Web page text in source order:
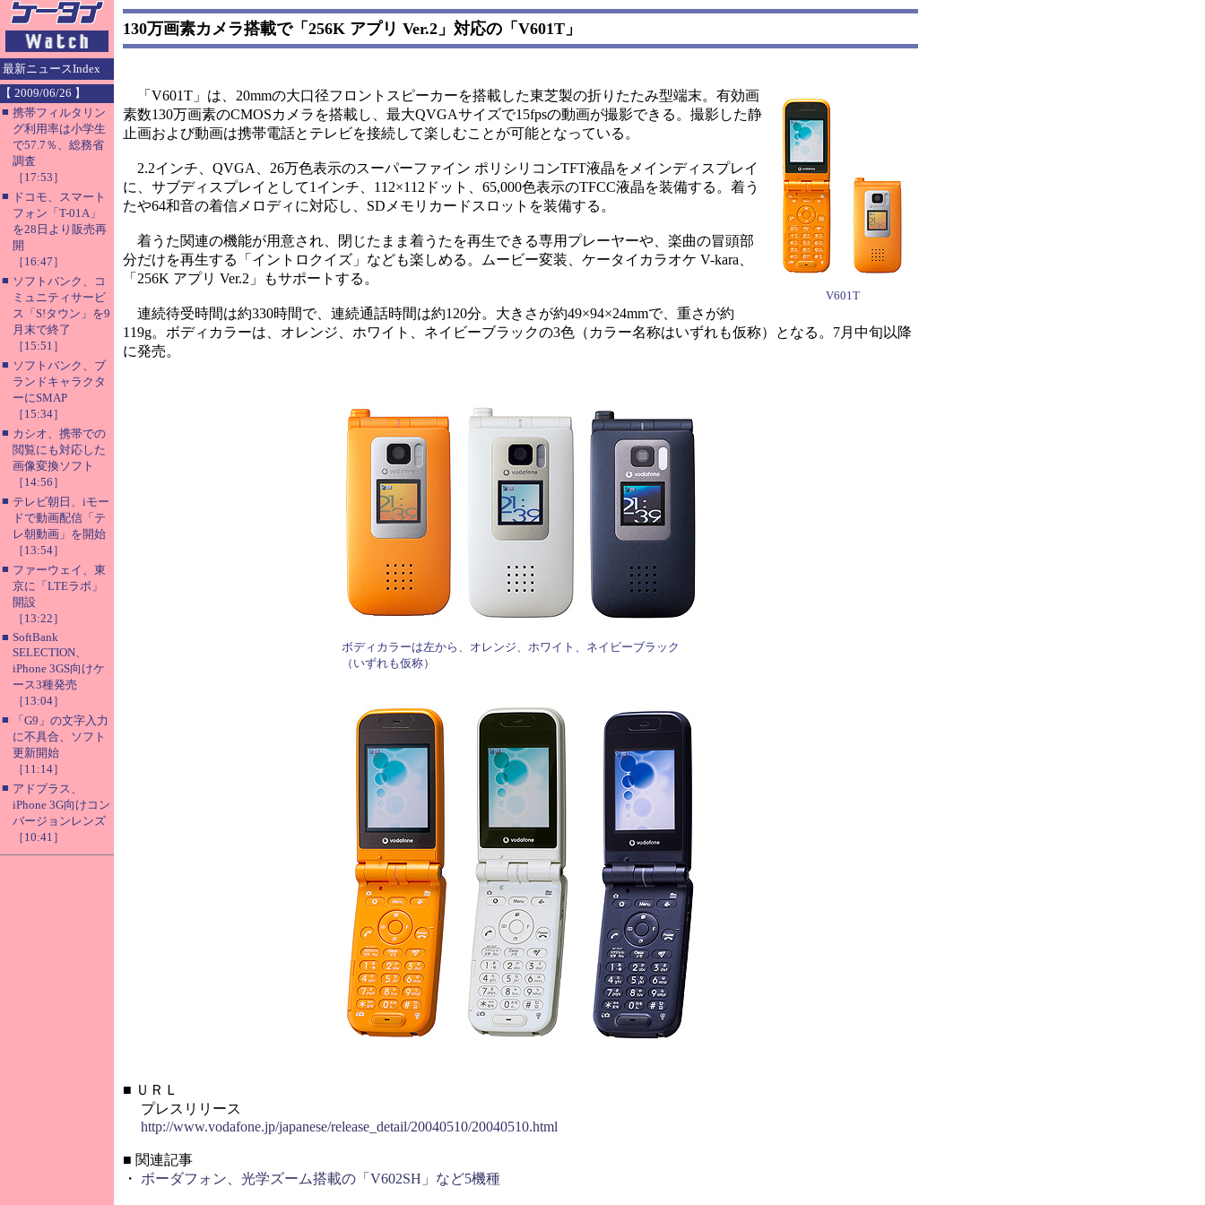
最新ニュースIndex
【 2009/06/26 】
■ 携帯フィルタリン
グ利用率は小学生
で57.7％、総務省
調査
［17:53］
■ ドコモ、スマート
フォン「T-01A」
を28日より販売再
開
［16:47］
■ ソフトバンク、コ
ミュニティサービ
ス「S!タウン」を9
月末で終了
［15:51］
■ ソフトバンク、ブ
ランドキャラクタ
ーにSMAP
［15:34］
■ カシオ、携帯での
閲覧にも対応した
画像変換ソフト
［14:56］
■ テレビ朝日、iモー
ドで動画配信「テ
レ朝動画」を開始
［13:54］
■ ファーウェイ、東
京に「LTEラボ」
開設
［13:22］
■ SoftBank
SELECTION、
iPhone 3GS向けケ
ース3種発売
［13:04］
■
「G9」の文字入力
に不具合、ソフト
更新開始
［11:14］
■ アドプラス、
iPhone 3G向けコン
バージョンレンズ
［10:41］
130万画素カメラ搭載で「256K アプリ Ver.2」対応の「V601T」
V601T
「V601T」は、20mmの大口径フロントスピーカーを搭載した東芝製の折りたたみ型端末。有効画
素数130万画素のCMOSカメラを搭載し、最大QVGAサイズで15fpsの動画が撮影できる。撮影した静
止画および動画は携帯電話とテレビを接続して楽しむことが可能となっている。
2.2インチ、QVGA、26万色表示のスーパーファイン ポリシリコンTFT液晶をメインディスプレイ
に、サブディスプレイとして1インチ、112×112ドット、65,000色表示のTFCC液晶を装備する。着う
たや64和音の着信メロディに対応し、SDメモリカードスロットを装備する。
着うた関連の機能が用意され、閉じたまま着うたを再生できる専用プレーヤーや、楽曲の冒頭部
分だけを再生する「イントロクイズ」なども楽しめる。ムービー変装、ケータイカラオケ V-kara、
「256K アプリ Ver.2」もサポートする。
連続待受時間は約330時間で、連続通話時間は約120分。大きさが約49×94×24mmで、重さが約
119g。ボディカラーは、オレンジ、ホワイト、ネイビーブラックの3色（カラー名称はいずれも仮称）となる。7月中旬以降
に発売。
ボディカラーは左から、オレンジ、ホワイト、ネイビーブラック
（いずれも仮称）
■ ＵＲＬ
プレスリリース
http://www.vodafone.jp/japanese/release_detail/20040510/20040510.html
■ 関連記事
・ ボーダフォン、光学ズーム搭載の「V602SH」など5機種